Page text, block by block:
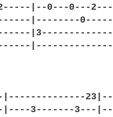
|--0---0---
|--------
|--------------
|----3-------3---